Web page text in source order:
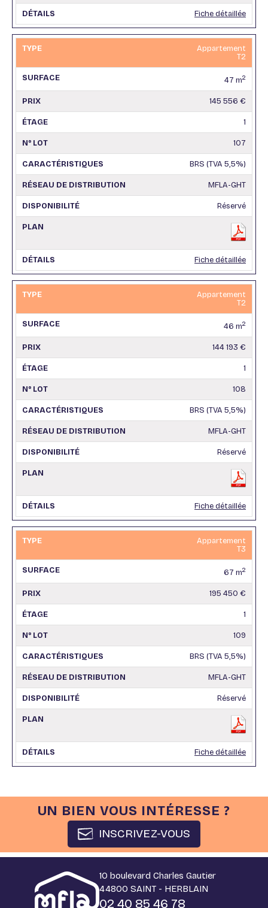
Fiche détaillée
Appartement
T2
47 m2
145 556 €
1
107
BRS (TVA 5,5%)
MFLA-GHT
Réservé
Fiche détaillée
Appartement
T2
46 m2
144 193 €
1
108
BRS (TVA 5,5%)
MFLA-GHT
Réservé
Fiche détaillée
Appartement
T3
67 m2
195 450 €
1
109
BRS (TVA 5,5%)
MFLA-GHT
Réservé
Fiche détaillée
UN BIEN VOUS INTÉRESSE ?
INSCRIVEZ-VOUS
10 boulevard Charles Gautier
44800 SAINT - HERBLAIN
02 40 85 46 78